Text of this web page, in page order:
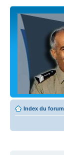
Index du forum